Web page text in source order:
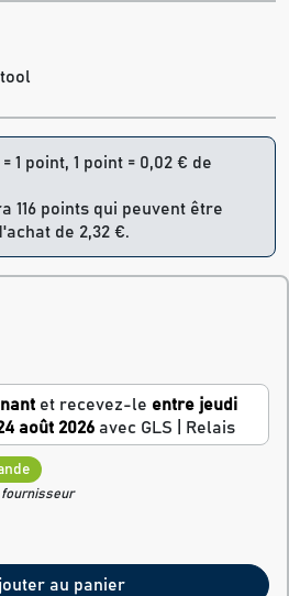
1 point, 1 point = 0,02 € de
116 points qui peuvent être
de 2,32 €.
et recevez-le entre jeudi
août 2026 avec GLS | Relais
au panier